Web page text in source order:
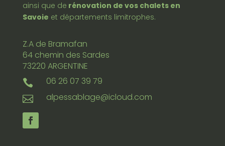
ainsi que de rénovation de vos chalets en
Savoie et départements limitrophes.
Z.A de Bramafan
64 chemin des Sardes
73220 ARGENTINE
 06 26 07 39 79
 alpessablage@icloud.com